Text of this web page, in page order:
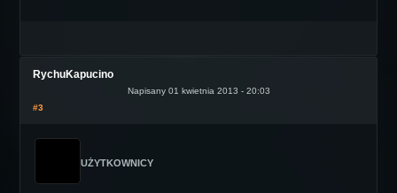
RychuKapucino
Napisany 01 kwietnia 2013 - 20:03
#3
UŻYTKOWNICY